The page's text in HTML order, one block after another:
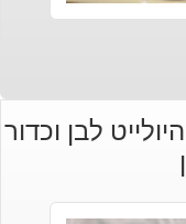
לבן וכדור